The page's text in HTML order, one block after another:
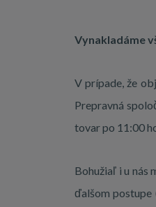
Vynakladáme
V prípade, že
Prepravná
tovar po 11:00
Bohužiaľ i u nás
ďalšom postupe